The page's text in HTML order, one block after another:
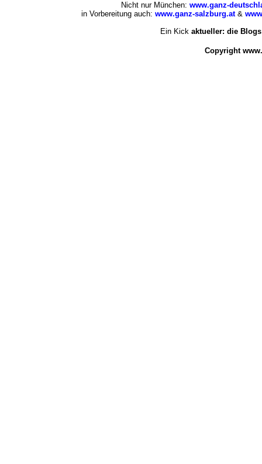
Nicht nur München: www.ganz-
in Vorbereitung auch: www.ganz-salzburg.at&
Ein Kick aktueller: die Blogs
Copyright